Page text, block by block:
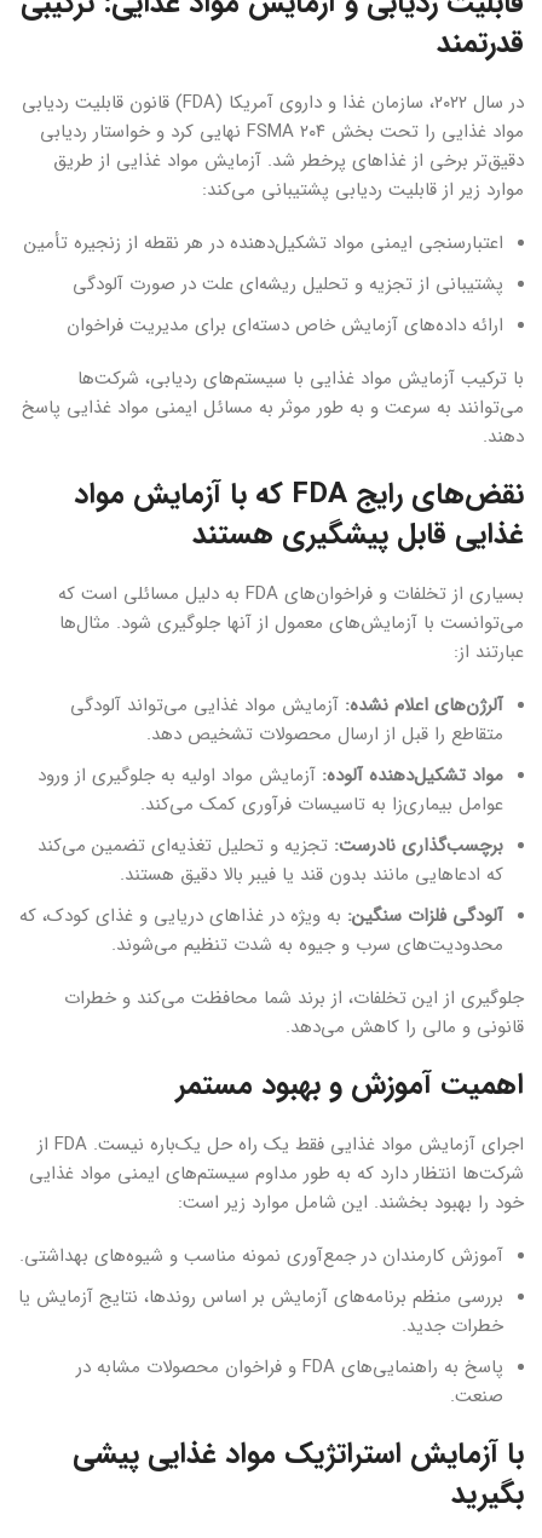
قدرتمند
در سال ۲۰۲۲، سازمان غذا و داروی آمریکا (FDA) قانون قابلیت ردیابی
مواد غذایی را تحت بخش ۲۰۴ FSMA نهایی کرد و خواستار ردیابی
دقیق‌تر برخی از غذاهای پرخطر شد. آزمایش مواد غذایی از طریق
موارد زیر از قابلیت ردیابی پشتیبانی می‌کند:
اعتبارسنجی ایمنی مواد تشکیل‌دهنده در هر نقطه از زنجیره تأمین
پشتیبانی از تجزیه و تحلیل ریشه‌ای علت در صورت آلودگی
ارائه داده‌های آزمایش خاص دسته‌ای برای مدیریت فراخوان
با ترکیب آزمایش مواد غذایی با سیستم‌های ردیابی، شرکت‌ها
می‌توانند به سرعت و به طور موثر به مسائل ایمنی مواد غذایی پاسخ
دهند.
نقض‌های رایج FDA که با آزمایش مواد
غذایی قابل پیشگیری هستند
بسیاری از تخلفات و فراخوان‌های FDA به دلیل مسائلی است که
می‌توانست با آزمایش‌های معمول از آنها جلوگیری شود. مثال‌ها
عبارتند از:
آلرژن‌های اعلام نشده: آزمایش مواد غذایی می‌تواند آلودگی
متقاطع را قبل از ارسال محصولات تشخیص دهد.
مواد تشکیل‌دهنده آلوده: آزمایش مواد اولیه به جلوگیری از ورود
عوامل بیماری‌زا به تاسیسات فرآوری کمک می‌کند.
برچسب‌گذاری نادرست: تجزیه و تحلیل تغذیه‌ای تضمین می‌کند
که ادعاهایی مانند بدون قند یا فیبر بالا دقیق هستند.
آلودگی فلزات سنگین: به ویژه در غذاهای دریایی و غذای کودک، که
محدودیت‌های سرب و جیوه به شدت تنظیم می‌شوند.
جلوگیری از این تخلفات، از برند شما محافظت می‌کند و خطرات
قانونی و مالی را کاهش می‌دهد.
اهمیت آموزش و بهبود مستمر
اجرای آزمایش مواد غذایی فقط یک راه حل یک‌باره نیست. FDA از
شرکت‌ها انتظار دارد که به طور مداوم سیستم‌های ایمنی مواد غذایی
خود را بهبود بخشند. این شامل موارد زیر است:
آموزش کارمندان در جمع‌آوری نمونه مناسب و شیوه‌های بهداشتی.
بررسی منظم برنامه‌های آزمایش بر اساس روندها، نتایج آزمایش یا
خطرات جدید.
پاسخ به راهنمایی‌های FDA و فراخوان محصولات مشابه در
صنعت.
با آزمایش استراتژیک مواد غذایی پیشی
بگیرید